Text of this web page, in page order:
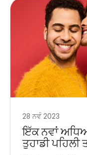
28 ਨਵੰ 2023
ਇੱਕ ਨਵਾਂ
ਤੁਹਾਡੀ ਪਹਿਲੀ